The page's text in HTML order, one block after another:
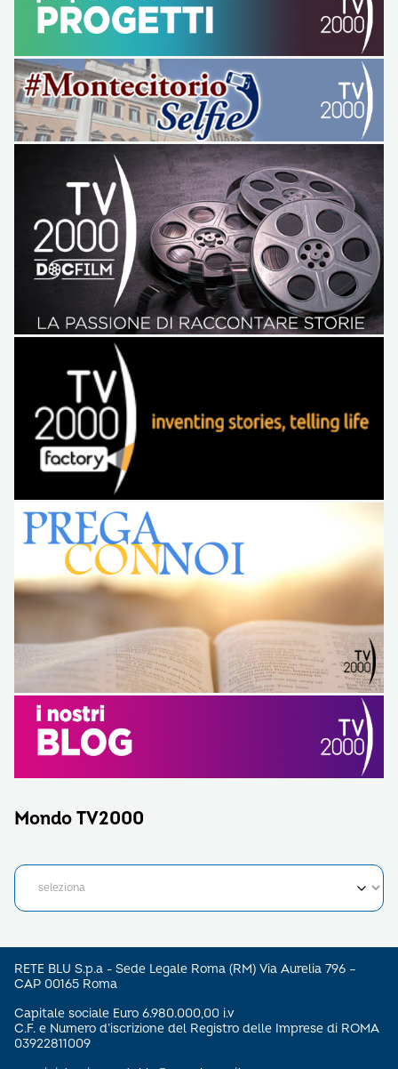
Mondo TV2000
RETE BLU S.p.a - Sede Legale Roma (RM) Via Aurelia 796 –
CAP 00165 Roma
Capitale sociale Euro 6.980.000,00 i.v
C.F. e Numero d’iscrizione del Registro delle Imprese di ROMA
03922811009